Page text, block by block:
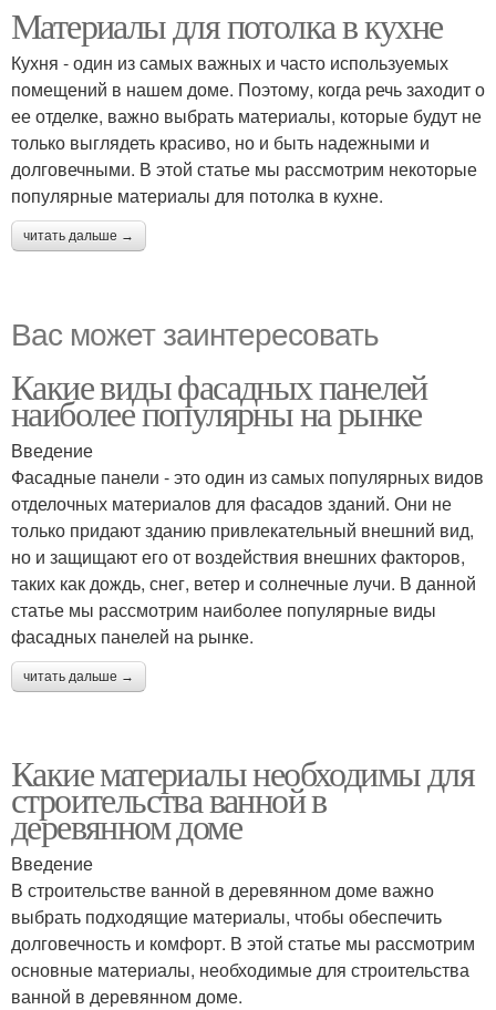
Материалы для потолка в кухне
Кухня - один из самых важных и часто используемых
помещений в нашем доме. Поэтому, когда речь заходит о
ее отделке, важно выбрать материалы, которые будут не
только выглядеть красиво, но и быть надежными и
долговечными. В этой статье мы рассмотрим некоторые
популярные материалы для потолка в кухне.
читать дальше →
Вас может заинтересовать
Какие виды фасадных панелей
наиболее популярны на рынке
Введение
Фасадные панели - это один из самых популярных видов
отделочных материалов для фасадов зданий. Они не
только придают зданию привлекательный внешний вид,
но и защищают его от воздействия внешних факторов,
таких как дождь, снег, ветер и солнечные лучи. В данной
статье мы рассмотрим наиболее популярные виды
фасадных панелей на рынке.
читать дальше →
Какие материалы необходимы для
строительства ванной в
деревянном доме
Введение
В строительстве ванной в деревянном доме важно
выбрать подходящие материалы, чтобы обеспечить
долговечность и комфорт. В этой статье мы рассмотрим
основные материалы, необходимые для строительства
ванной в деревянном доме.